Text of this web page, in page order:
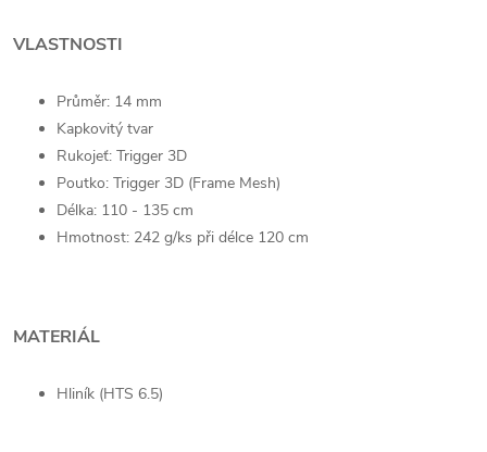
VLASTNOSTI
Průměr: 14 mm
Kapkovitý tvar
Rukojeť: Trigger 3D
Poutko: Trigger 3D (Frame Mesh)
Délka: 110 - 135 cm
Hmotnost: 242 g/ks při délce 120 cm
MATERIÁL
Hliník (HTS 6.5)